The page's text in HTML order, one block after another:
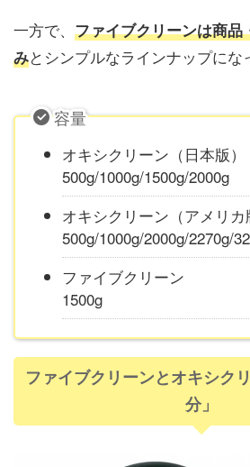
一方で、 ファイブクリーンは商品
みとシンプルなラインナップにな
容量
オキシクリーン（日本版）
500g/1000g/1500g/2000g
オキシクリーン（アメリカ
500g/1000g/2000g/2270g/
ファイブクリーン
1500g
ファイブクリーンとオキシク
分」